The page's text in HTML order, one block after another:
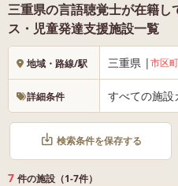
三重県の言語聴覚士が在籍
ス・児童発達支援施設一覧
地域・路線/駅 三重県 |市区
詳細条件 すべての施設
検索条件を保存する
7 件の施設（1-7件）